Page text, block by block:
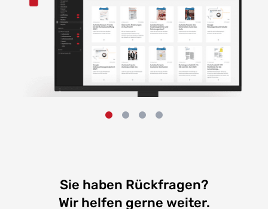
Sie haben Rückfragen?
Wir helfen gerne weiter.